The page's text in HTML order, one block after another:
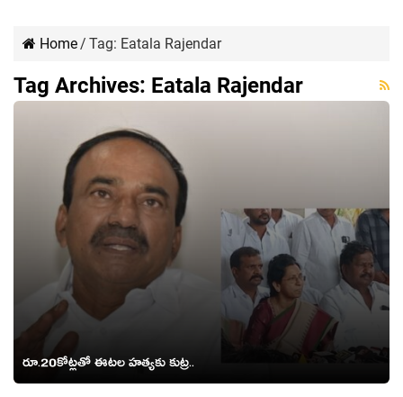
Home/ Tag: Eatala Rajendar
Tag Archives: Eatala Rajendar
రూ.20కోట్లతో ఈటల హత్యకు కుట్ర..